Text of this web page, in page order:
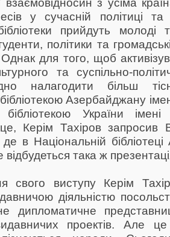
у сучасній політиці
прийдуть молоді
політики та
для того, щоб
та суспільно-
налагодити більш
Азербайджану
України
Керім Тахіров запросив
де в Національній
така ж
свого виступу Керім
діяльністю
дипломатичне
проектів. Але